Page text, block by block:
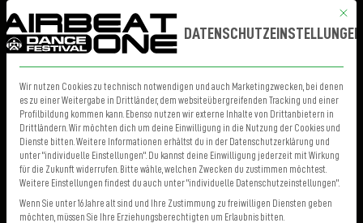
TICKETS MENÜ
Mit
DATENSCHUTZEINSTELLUNGEN
Wir nutzen Cookies zu technisch notwendigen und auch Marketingzwecken, bei denen
es zu einer Weitergabe in Drittländer, dem websiteübergreifenden Tracking und einer
Profilbildung kommen kann. Ebenso nutzen wir externe Inhalte von Drittanbietern in
Drittländern. Wir möchten dich um deine Einwilligung in die Nutzung der Cookies und
Dienste bitten. Weitere Informationen erhältst du in der Datenschutzerklärung und
unter "individuelle Einstellungen". Du kannst deine Einwilligung jederzeit mit Wirkung
für die Zukunft widerrufen. Bitte wähle, welchen Zwecken du zustimmen möchtest.
Weitere Einstellungen findest du auch unter "individuelle Datenschutzeinstellungen".
Wenn Sie unter 16 Jahre alt sind und Ihre Zustimmung zu freiwilligen Diensten geben
möchten, müssen Sie Ihre Erziehungsberechtigten um Erlaubnis bitten.